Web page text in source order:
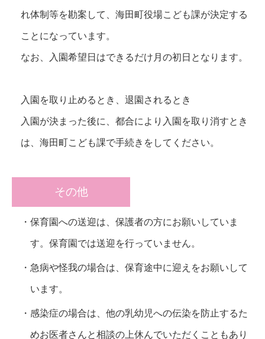
れ体制等を勘案して、海田町役場こども課が決定する
ことになっています。
なお、入園希望日はできるだけ月の初日となります。
入園を取り止めるとき、退園されるとき
入園が決まった後に、都合により入園を取り消すとき
は、海田町こども課で手続きをしてください。
その他
保育園への送迎は、保護者の方にお願いしていま
す。保育園では送迎を行っていません。
急病や怪我の場合は、保育途中に迎えをお願いして
います。
感染症の場合は、他の乳幼児への伝染を防止するた
めお医者さんと相談の上休んでいただくこともあり